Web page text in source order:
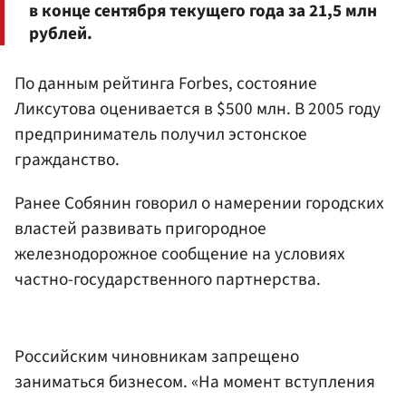
в конце сентября текущего года за 21,5 млн
рублей.
По данным рейтинга Forbes, состояние
Ликсутова оценивается в $500 млн. В 2005 году
предприниматель получил эстонское
гражданство.
Ранее Собянин говорил о намерении городских
властей развивать пригородное
железнодорожное сообщение на условиях
частно-государственного партнерства.
Российским чиновникам запрещено
заниматься бизнесом. «На момент вступления